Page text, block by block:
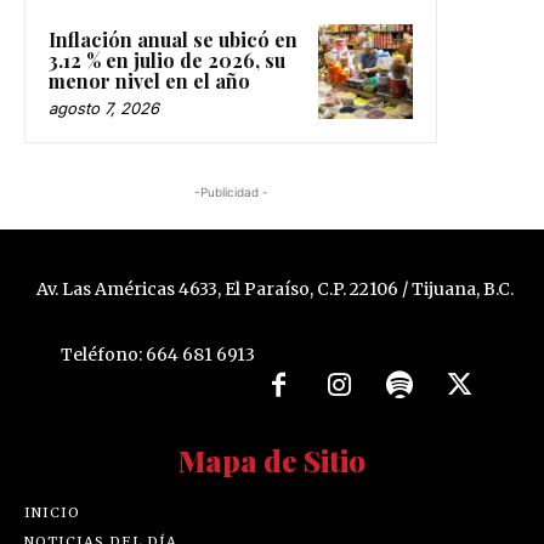
Inflación anual se ubicó en
3.12 % en julio de 2026, su
menor nivel en el año
agosto 7, 2026
-Publicidad -
Av. Las Américas 4633, El Paraíso, C.P. 22106 / Tijuana, B.C.
Teléfono: 664 681 6913
Mapa de Sitio
INICIO